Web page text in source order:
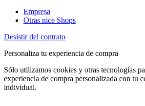
Empresa
Otras nice Shops
Desistir del contrato
Personaliza tu experiencia de compra
Sólo utilizamos cookies y otras tecnologías
experiencia de compra personalizada con tu
individual.